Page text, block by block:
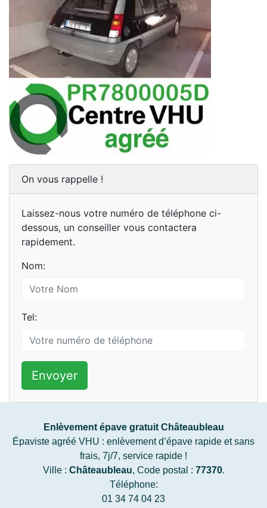
On vous rappelle !
Laissez-nous votre numéro de téléphone ci-
dessous, un conseiller vous contactera
rapidement.
Nom:
Tel:
Envoyer
Enlèvement épave gratuit Châteaubleau
Épaviste agréé VHU : enlèvement d’épave rapide et sans
frais, 7j/7, service rapide !
Ville : Châteaubleau, Code postal : 77370.
Téléphone:
01 34 74 04 23